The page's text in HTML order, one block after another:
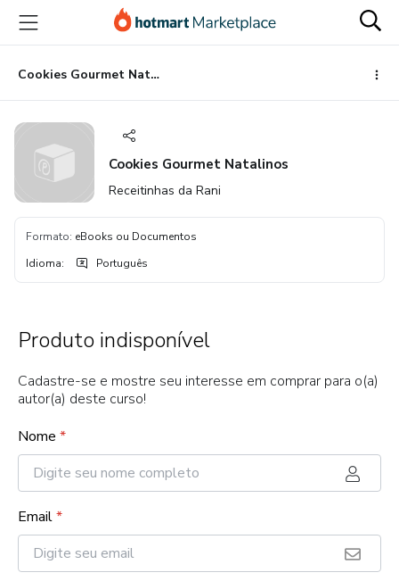
para
conteúdo
principal
para
pagamento
para
rodapé
Cookies Gourmet Natalinos
Cookies Gourmet Natalinos
Receitinhas da Rani
Formato: eBooks ou Documentos
Idioma: Português
Produto indisponível
Cadastre-se e mostre seu interesse em comprar para o(a)
autor(a) deste curso!
Nome *
Email*